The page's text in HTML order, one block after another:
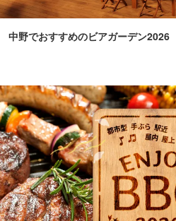
中野でおすすめのビアガーデン2026